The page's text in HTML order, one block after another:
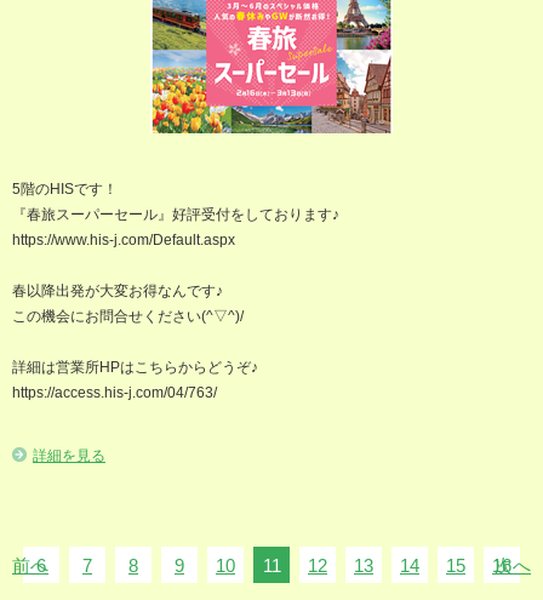
5階のHISです！
『春旅スーパーセール』好評受付をしております♪
https://www.his-j.com/Default.aspx
春以降出発が大変お得なんです♪
この機会にお問合せください(^▽^)/
詳細は営業所HPはこちらからどうぞ♪
https://access.his-j.com/04/763/
詳細を見る
前へ
6 7 8 9 10 11 12 13 14 15 16
次へ